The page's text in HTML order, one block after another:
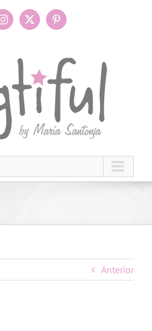
Instagram
X Pinterest
Anterior